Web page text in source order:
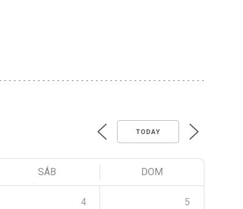
TODAY
SÁB DOM
4 5